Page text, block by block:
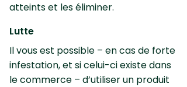
atteints et les éliminer.
Lutte
Il vous est possible – en cas de forte
infestation, et si celui-ci existe dans
le commerce – d’utiliser un produit